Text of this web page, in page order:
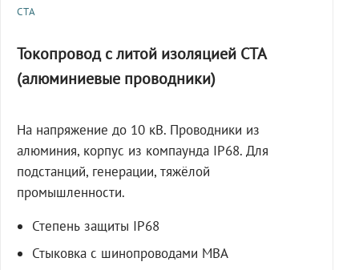
СТА
Токопровод с литой изоляцией СТА
(алюминиевые проводники)
На напряжение до 10 кВ. Проводники из
алюминия, корпус из компаунда IP68. Для
подстанций, генерации, тяжёлой
промышленности.
Степень защиты IP68
Стыковка с шинопроводами МВА